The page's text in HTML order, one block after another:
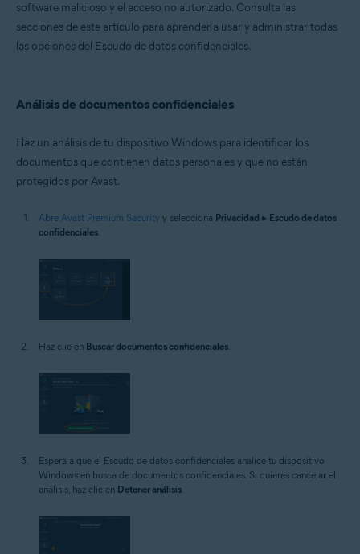
software malicioso y el acceso no autorizado. Consulta las
secciones de este artículo para aprender a usar y administrar todas
las opciones del Escudo de datos confidenciales.
Análisis de documentos confidenciales
Haz un análisis de tu dispositivo Windows para identificar los
documentos que contienen datos personales y que no están
protegidos por Avast.
Abre Avast Premium Security y selecciona Privacidad ▸ Escudo de datos
confidenciales.
Haz clic en Buscar documentos confidenciales.
Espera a que el Escudo de datos confidenciales analice tu dispositivo
Windows en busca de documentos confidenciales. Si quieres cancelar el
análisis, haz clic en Detener análisis.